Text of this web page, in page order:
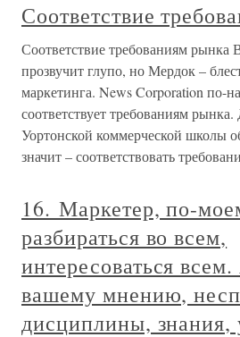
Соответствие
Соответствие требованиям рынка
прозвучит глупо, но Мердок –
маркетинга. News Corporation по-
соответствует требованиям
Уортонской коммерческой школы
значит – соответствовать
16. Маркетер, по-
разбираться во всем,
интересоваться
вашему мнению,
дисциплины, знания,